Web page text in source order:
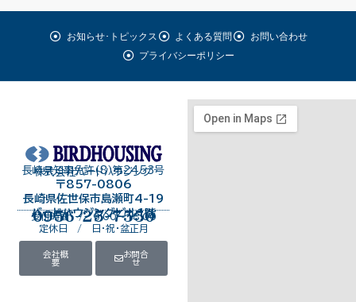
お知らせ･トピックス よくある質問
お問い合わせ
プライバシーポリシー
長崎県知事免許（8）第2453号
株式会社バードハウジング
〒857-0806
長崎県佐世保市島瀬町4-19
バードハウジングビル１階
0956-25-7550
受付時間 / 9:00～18:00
定休日 / 日・祝・盆正月
会社概
要
お問合
せ